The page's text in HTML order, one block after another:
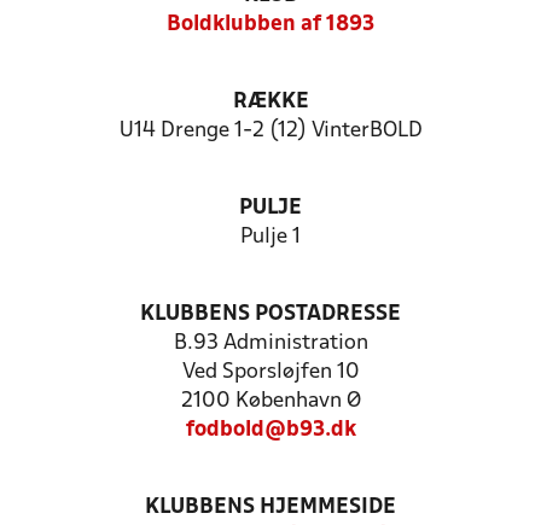
Boldklubben af 1893
RÆKKE
U14 Drenge 1-2 (12) VinterBOLD
PULJE
Pulje 1
KLUBBENS POSTADRESSE
B.93 Administration
Ved Sporsløjfen 10
2100 København Ø
fodbold@b93.dk
KLUBBENS HJEMMESIDE